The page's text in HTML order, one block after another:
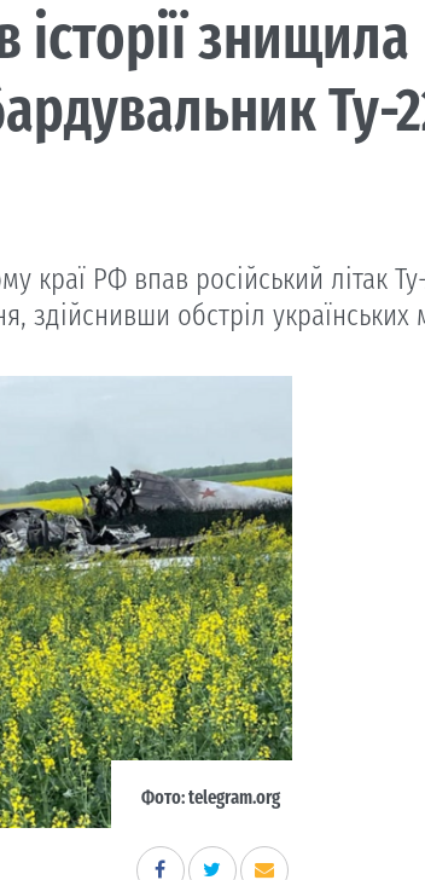
знищила
Ту-
краї РФ впав російський літак
здійснивши обстріл українських
Фото: telegram.org